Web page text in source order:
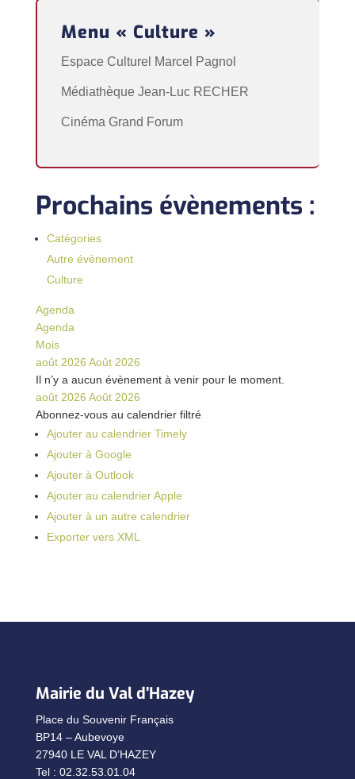
Menu « Culture »
Espace Culturel Marcel Pagnol
Médiathèque Jean-Luc RECHER
Cinéma Grand Forum
Prochains évènements :
Catégories
Autre évènement
Culture
Agenda
Agenda
Mois
août 2026 Août 2026
Il n’y a aucun évènement à venir pour le moment.
août 2026 Août 2026
Abonnez-vous au calendrier filtré
Ajouter au calendrier Timely
Ajouter à Google
Ajouter à Outlook
Ajouter au calendrier Apple
Ajouter à un autre calendrier
Exporter vers XML
Mairie du Val d’Hazey
Place du Souvenir Français
BP14 – Aubevoye
27940 LE VAL D’HAZEY
Tel : 02.32.53.01.04